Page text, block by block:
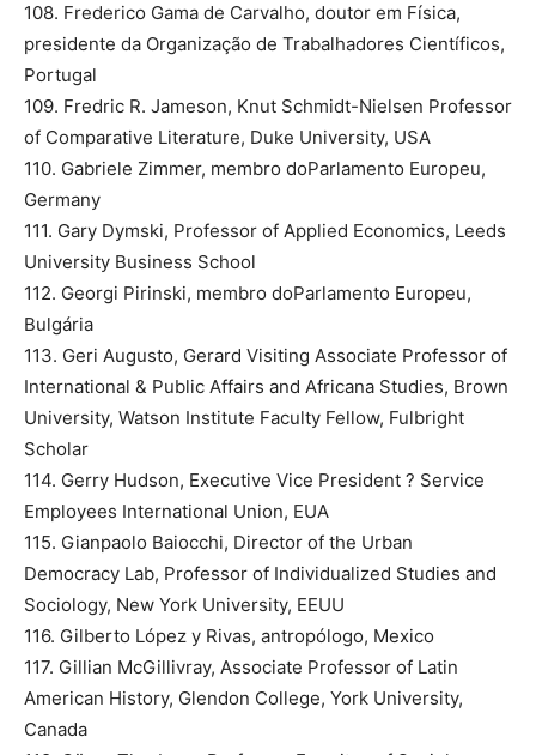
108. Frederico Gama de Carvalho, doutor em Física,
presidente da Organização de Trabalhadores Científicos,
Portugal
109. Fredric R. Jameson, Knut Schmidt-Nielsen Professor
of Comparative Literature, Duke University, USA
110. Gabriele Zimmer, membro doParlamento Europeu,
Germany
111. Gary Dymski, Professor of Applied Economics, Leeds
University Business School
112. Georgi Pirinski, membro doParlamento Europeu,
Bulgária
113. Geri Augusto, Gerard Visiting Associate Professor of
International & Public Affairs and Africana Studies, Brown
University, Watson Institute Faculty Fellow, Fulbright
Scholar
114. Gerry Hudson, Executive Vice President ? Service
Employees International Union, EUA
115. Gianpaolo Baiocchi, Director of the Urban
Democracy Lab, Professor of Individualized Studies and
Sociology, New York University, EEUU
116. Gilberto López y Rivas, antropólogo, Mexico
117. Gillian McGillivray, Associate Professor of Latin
American History, Glendon College, York University,
Canada